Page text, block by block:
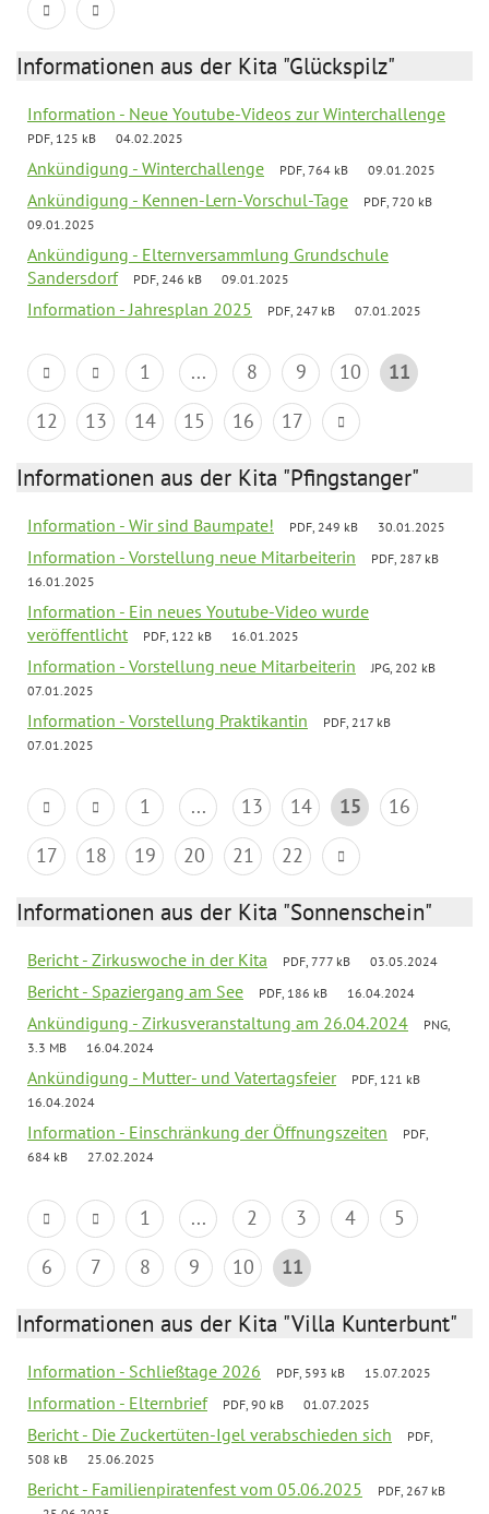
Informationen aus der Kita "Glückspilz"
Information - Neue Youtube-Videos zur Winterchallenge
PDF, 125 kB 04.02.2025
Ankündigung - Winterchallenge PDF, 764 kB 09.01.2025
Ankündigung - Kennen-Lern-Vorschul-Tage
PDF, 720 kB
09.01.2025
Ankündigung - Elternversammlung Grundschule
Sandersdorf
PDF, 246 kB 09.01.2025
Information - Jahresplan 2025 PDF, 247 kB 07.01.2025
1 ... 8 9 10
11
12
13 14 15 16 17
Informationen aus der Kita "Pfingstanger"
Information - Wir sind Baumpate! PDF, 249 kB 30.01.2025
Information - Vorstellung neue Mitarbeiterin
PDF, 287 kB
16.01.2025
Information - Ein neues Youtube-Video wurde
veröffentlicht
PDF, 122 kB 16.01.2025
Information - Vorstellung neue Mitarbeiterin
JPG, 202 kB
07.01.2025
Information - Vorstellung Praktikantin
PDF, 217 kB
07.01.2025
1 ... 13 14 15
16
17
18 19 20 21 22
Informationen aus der Kita "Sonnenschein"
Bericht - Zirkuswoche in der Kita PDF, 777 kB 03.05.2024
Bericht - Spaziergang am See PDF, 186 kB 16.04.2024
Ankündigung - Zirkusveranstaltung am 26.04.2024
PNG,
3.3 MB
16.04.2024
Ankündigung - Mutter- und Vatertagsfeier
PDF, 121 kB
16.04.2024
Information - Einschränkung der Öffnungszeiten
PDF,
684 kB
27.02.2024
1 ... 2 3 4
5
6
7 8 9 10 11
Informationen aus der Kita "Villa Kunterbunt"
Information - Schließtage 2026 PDF, 593 kB 15.07.2025
Information - Elternbrief PDF, 90 kB 01.07.2025
Bericht - Die Zuckertüten-Igel verabschieden sich
PDF,
508 kB
25.06.2025
Bericht - Familienpiratenfest vom 05.06.2025
PDF, 267 kB